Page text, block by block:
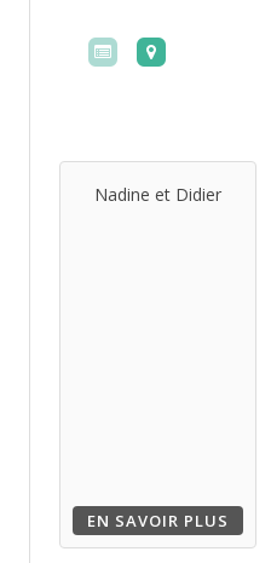
Nadine et Didier
EN SAVOIR PLUS